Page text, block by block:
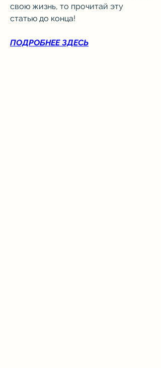
свою жизнь, то прочитай эту
статью до конца!
ПОДРОБНЕЕ ЗДЕСЬ